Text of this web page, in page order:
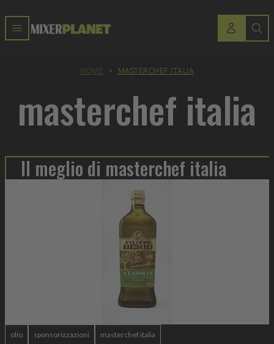
HOME > MASTERCHEF ITALIA
masterchef italia
Il meglio di masterchef italia
olio sponsorizzazioni masterchef italia